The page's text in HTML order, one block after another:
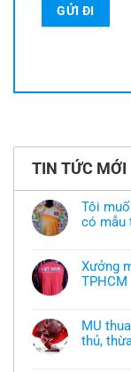
TIN TỨC MỚI
Tôi
có mẫu
bình
luận
ở
áo
thun
đồng
Xưởng
TPHCM
bình
luận
ở
Xưởng
MU
thủ,